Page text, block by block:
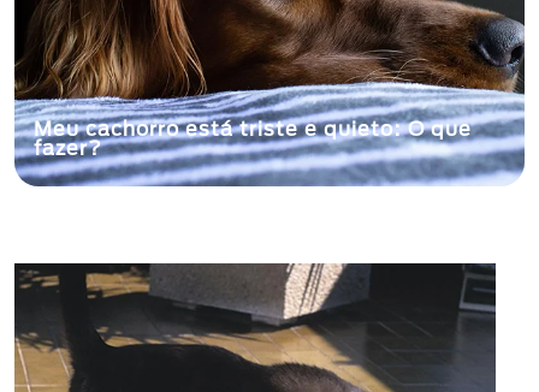
Meu cachorro está triste e quieto: O que
fazer?